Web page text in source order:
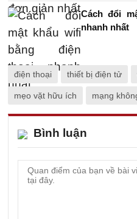
Cách đổi
nhanh nhất
điện thoại thiết bị điện tử
mẹo vặt hữu ích mạng
Bình luận